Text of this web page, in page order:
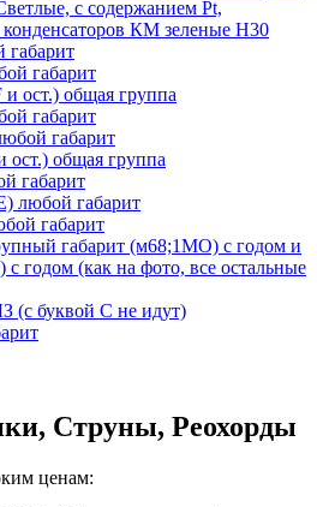
с содержанием Pt,
КМ зеленые Н30
габарит
ост.) общая группа
габарит
габарит
общая группа
габарит
любой габарит
габарит
габарит (м68;1МО) с годом и
годом (как на фото, все остальные
(с буквой С не идут)
Струны, Реохорды
ценам: